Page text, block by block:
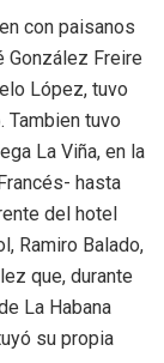
con paisanos
González Freire
López, tuvo
Tambien tuvo
La Viña, en la
hasta
del hotel
Ramiro Balado,
que, durante
La Habana
su propia